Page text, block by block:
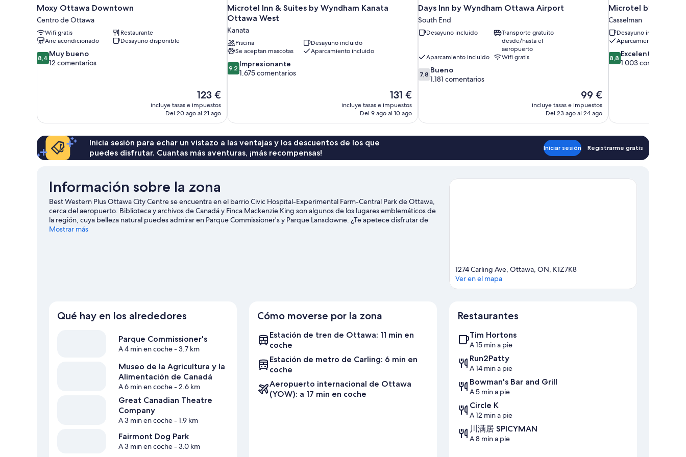
Moxy Ottawa Downtown
Centro de Ottawa
Wifi gratis
Restaurante
Aire acondicionado
Desayuno disponible
8.4
sobre
8,4 Muy bueno
12 comentarios
El
precio
actual
123 €
123 €
incluye tasas e impuestos
Del 20 ago al 21 ago
Microtel Inn & Suites by Wyndham Kanata
Ottawa West
Kanata
Piscina
Desayuno incluido
Se aceptan mascotas
Aparcamiento incluido
9.2
sobre
9,2 Impresionante
1.675 comentarios
El
precio
actual
131 €
131 €
incluye tasas e impuestos
Del 9 ago al 10 ago
Days Inn by Wyndham Ottawa Airport
South End
Desayuno incluido
Transporte gratuito
desde/hasta el
aeropuerto
Aparcamiento incluido
Wifi gratis
7.8
sobre
7,8 Bueno
1.181 comentarios
El
precio
actual
99 €
99 €
incluye tasas e impuestos
Del 23 ago al 24 ago
Microtel by
Casselman
Desayuno incluido
Aparcamiento incluido
8.8
sobre
8,8 Excelente
1.003 comentarios
Inicia sesión para echar un vistazo a las ventajas y los descuentos de los que
puedes disfrutar. Cuantas más aventuras, ¡más recompensas!
Iniciar sesión Registrarme gratis
Información sobre la zona
Best Western Plus Ottawa City Centre se encuentra en el barrio Civic Hospital-Experimental Farm-Central Park de Ottawa,
cerca del aeropuerto. Biblioteca y archivos de Canadá y Finca Mackenzie King son algunos de los lugares emblemáticos de
la región, cuya belleza natural puedes admirar en Parque Commissioner's y Parque Lansdowne. ¿Te apetece disfrutar de
un evento especial? Puedes buscar el calendario de Estadio Canadian Tire Centre. Intenta sacar tiempo para pasar por
Mostrar más
1274 Carling Ave, Ottawa, ON, K1Z7K8
Ver en el mapa
Qué hay en los alrededores
Parque Commissioner's
A 4 min en coche- 3.7 km
Museo de la Agricultura y la
Alimentación de Canadá
A 6 min en coche- 2.6 km
Great Canadian Theatre
Company
A 3 min en coche- 1.9 km
Fairmont Dog Park
A 3 min en coche- 3.0 km
Cómo moverse por la zona
Estación de tren de Ottawa: 11 min en
coche
Estación de metro de Carling: 6 min en
coche
Aeropuerto internacional de Ottawa
(YOW): a 17 min en coche
Restaurantes
Tim Hortons
A 15 min a pie
Run2Patty
A 14 min a pie
Bowman's Bar and Grill
A 5 min a pie
Circle K
A 12 min a pie
川满居 SPICYMAN
A 8 min a pie